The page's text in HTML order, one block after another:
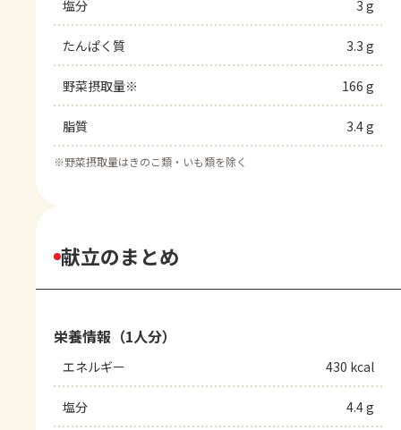
塩分 3 g
たんぱく質 3.3 g
野菜摂取量※ 166 g
脂質 3.4 g
※野菜摂取量はきのこ類・いも類を除く
献立のまとめ
栄養情報（1人分）
エネルギー 430 kcal
塩分 4.4 g